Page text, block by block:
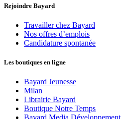
Rejoindre Bayard
Travailler chez Bayard
Nos offres d’emplois
Candidature spontanée
Les boutiques en ligne
Bayard Jeunesse
Milan
Librairie Bayard
Boutique Notre Temps